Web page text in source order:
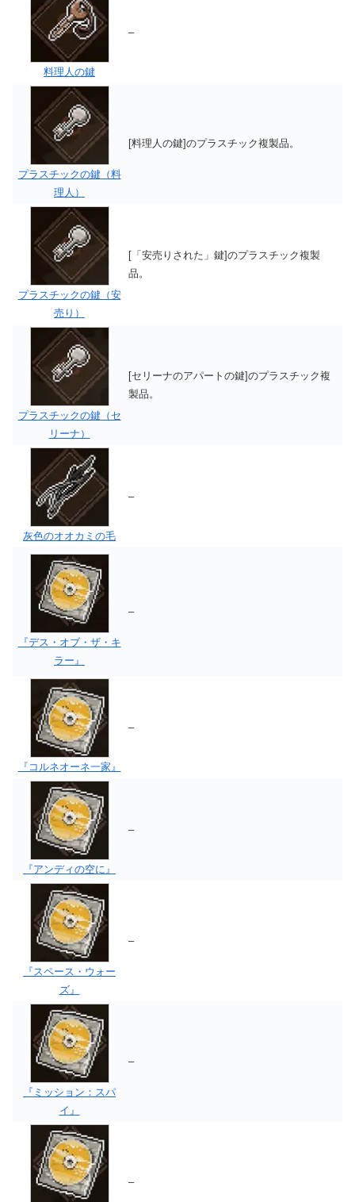
料理人の鍵
–
プラスチックの鍵（料
理人）
[料理人の鍵]のプラスチック複製品。
プラスチックの鍵（安
売り）
[「安売りされた」鍵]のプラスチック複製
品。
プラスチックの鍵（セ
リーナ）
[セリーナのアパートの鍵]のプラスチック複
製品。
灰色のオオカミの毛
–
『デス・オブ・ザ・キ
ラー』
–
『コルネオーネ一家』
–
『アンディの空に』
–
『スペース・ウォー
ズ』
–
『ミッション：スパ
イ』
–
–